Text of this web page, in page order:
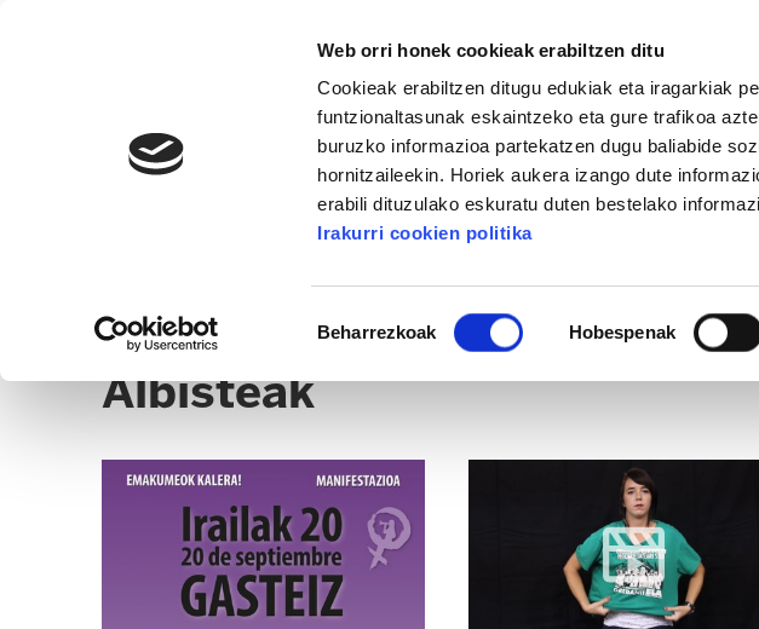
Web orri honek cookieak erabiltzen ditu
Cookieak erabiltzen ditugu edukiak eta iragarkiak
funtzionaltasunak eskaintzeko eta gure trafikoa
buruzko informazioa partekatzen dugu baliabide
hornitzaileekin. Horiek aukera izango dute
erabili dituzulako eskuratu duten bestelako
Irakurri cookien politika
Beharrezkoak Hobespenak
GENERO POLITIKA
Albisteak